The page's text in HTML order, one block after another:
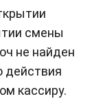
смены
не найден
действия
кассиру.